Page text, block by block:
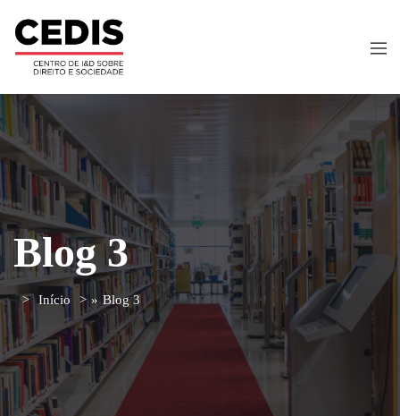
Blog 3
Início » Blog 3